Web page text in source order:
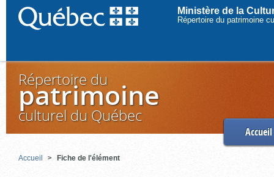
Ministère de la
Répertoire du patrimoine
Répertoire du
patrimoine
culturel du Québec
Accueil
Accueil Fiche de l'élément